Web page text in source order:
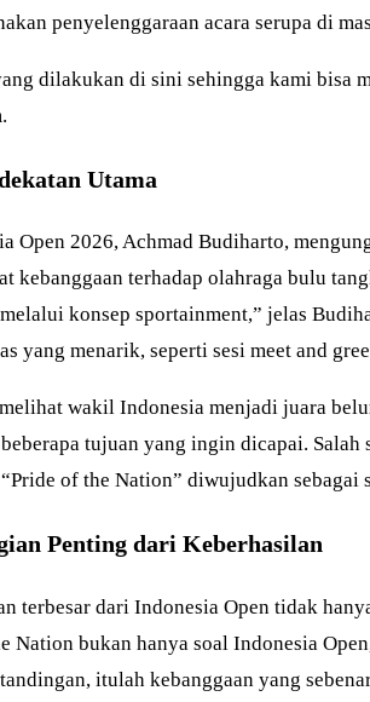
penyelenggaraan acara serupa di
dilakukan di sini sehingga kami bisa
Utama
Open 2026, Achmad Budiharto,
kebanggaan terhadap olahraga bulu
konsep sportainment,” jelas
yang menarik, seperti sesi meet and
wakil Indonesia menjadi juara
tujuan yang ingin dicapai.
of the Nation” diwujudkan sebagai
Penting dari Keberhasilan
terbesar dari Indonesia Open tidak
Nation bukan hanya soal Indonesia
itulah kebanggaan yang